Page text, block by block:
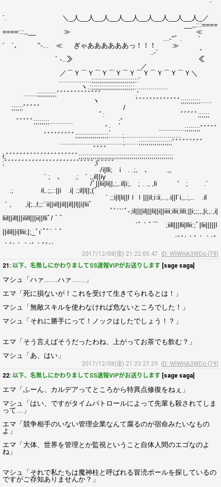
´
´. ＼_人__人__人__人__人__人__人__人__人_／
__,,:::====
====:::,,__ ≫ ≪
...‐''ﾞ . ｀
´ ´､ ゝ ''‐... ≪ ぎゃああああああっ！！！ ≫
..‐´ ﾞ
｀‐..≫ ≪
／
／⌒Ｙ⌒Ｙ⌒Ｙ⌒Ｙ⌒Ｙ⌒Ｙ⌒Ｙ⌒Ｙ⌒Ｙ＼
.................;;;;;;;;;;;;;;;;;;;;;;::´
ヽ.:;;;;;;;;;;;;;;;;;;;;;;.................
.......;;;;;;;;;;ﾞﾞﾞﾞﾞﾞﾞﾞﾞﾞﾞﾞﾞ .'
ヽ ﾞﾞﾞﾞﾞﾞﾞﾞﾞﾞﾞﾞﾞ;;;;;;;;;;......
;;;;;;ﾞﾞﾞﾞﾞ /
ﾞ: ﾞﾞﾞﾞﾞ;;;;;;
ﾞﾞﾞﾞﾞ;;;;;;;;............ ;ﾞ
ﾞ; .............;;;;;;;;ﾞﾞﾞﾞﾞ
ﾞﾞﾞﾞﾞﾞﾞﾞﾞ;;;;;;;;;;;;;;;;;.......;.............................
................................;.......;;;;;;;;;;;;;;;;;ﾞﾞﾞﾞﾞﾞﾞﾞﾞ
ﾞﾞﾞﾞ
i;ﾞﾞﾞﾞﾞﾞﾞﾞﾞﾞﾞﾞﾞﾞﾞﾞﾞﾞﾞﾞﾞ;;;;;;;;;;;;;;;;;;;;;;;;;;;;;;;;;;;;;;;;;;;;;;;;
;ﾞﾞﾞﾞﾞﾞﾞﾞﾞﾞﾞﾞﾞﾞﾞﾞﾞﾞﾞﾞﾞﾞﾞﾞﾞﾞ;lﾞﾞﾞﾞﾞ
ﾉi|lli; i . .;, ､ .,,
` ; ､ .; ´ ;,il||iγ
/ﾞ||lii|li||,;,.il|i;, ; . ., ,li ' ; .`
.; il,.;;.:||i .i| :;il|l||;(ﾞ
｀;;i|l|li||lｌｌ|||il;i:ii,..,.i||l´i,,.;,.. .il
｀, ,i|;.,l;;:`ii||iil||il||il||l||i|liiﾞゝ
ﾞﾞ´`´ﾞ-;il||||il|||li||i||iiii;ilii;lili;||i;;;,,|i;,:,i|
liil||ill|||ilill|||ii||lliﾞ/｀ﾞ
´ﾞ｀ﾞ⌒ゞ;iill|||lli|llii:;ﾞ|lii|||||l
||ilil||i|llii;|;_ﾞι´ﾟﾞ´｀ﾞ
´ﾞﾞ´｀ﾞ｀｀´ﾞ
｀ﾞ´｀｀´ﾞ｀ﾞﾞ´´
2017/12/08(金) 21:22:05.47
ID: WlWHA3WDo (79)
21: 以下、名無しにかわりましてSS速報VIPがお送りします [sage saga]
マシュ「ハァ……ハァ……」
エマ「死に損ないが！これを受けて生きてられるとは！」
マシュ「無敵スキルを使わなければ危ないところでした！」
マシュ「それに勝手にって！ノックはしたでしょう！？」
エマ「そう言えばそうだったわね、上がってお茶でも飲む？」
マシュ「あ、はい」
2017/12/08(金) 21:23:27.29
ID: WlWHA3WDo (79)
22: 以下、名無しにかわりましてSS速報VIPがお送りします [sage saga]
エマ「ふーん、カルデアってところから特異点修復をねぇ」
マシュ「はい、ですがタイムパトロールによって先輩も殺されてしま
って…」
エマ「競争相手のいない管理企業なんて腐るのが宿命みたいなもの
よ」
エマ「大体、世界を管理とか監視ということ自体人間のエゴなのよ
ね」
マシュ「それで私たちは魔神柱と呼ばれる冒涜ポールを探しているの
ですがご存知ありませんか？」